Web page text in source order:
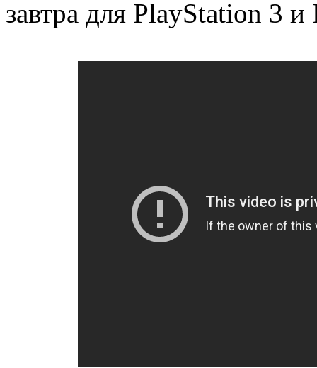
завтра для PlayStation 3